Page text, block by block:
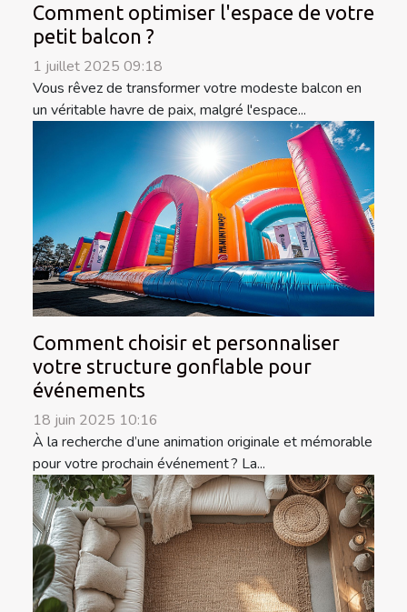
Comment optimiser l'espace de votre
petit balcon ?
1 juillet 2025 09:18
Vous rêvez de transformer votre modeste balcon en
un véritable havre de paix, malgré l'espace...
Comment choisir et personnaliser
votre structure gonflable pour
événements
18 juin 2025 10:16
À la recherche d’une animation originale et mémorable
pour votre prochain événement ? La...